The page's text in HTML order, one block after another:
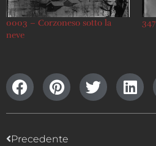
0003 – Corzoneso sotto la
neve
Precedente